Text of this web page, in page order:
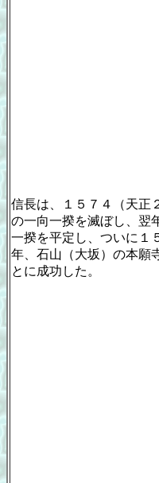
信長は、１５７４（天正
の一向一揆を滅ぼし、翌
一揆を平定し、ついに１
年、石山（大坂）の本願
とに成功した。